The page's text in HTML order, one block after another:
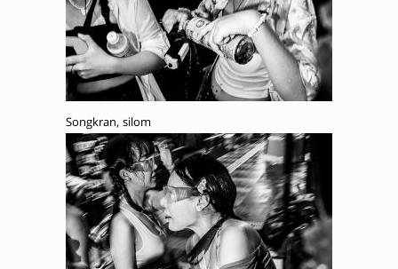
Songkran, silom